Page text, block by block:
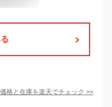
価格と在庫を楽天でチェック >>